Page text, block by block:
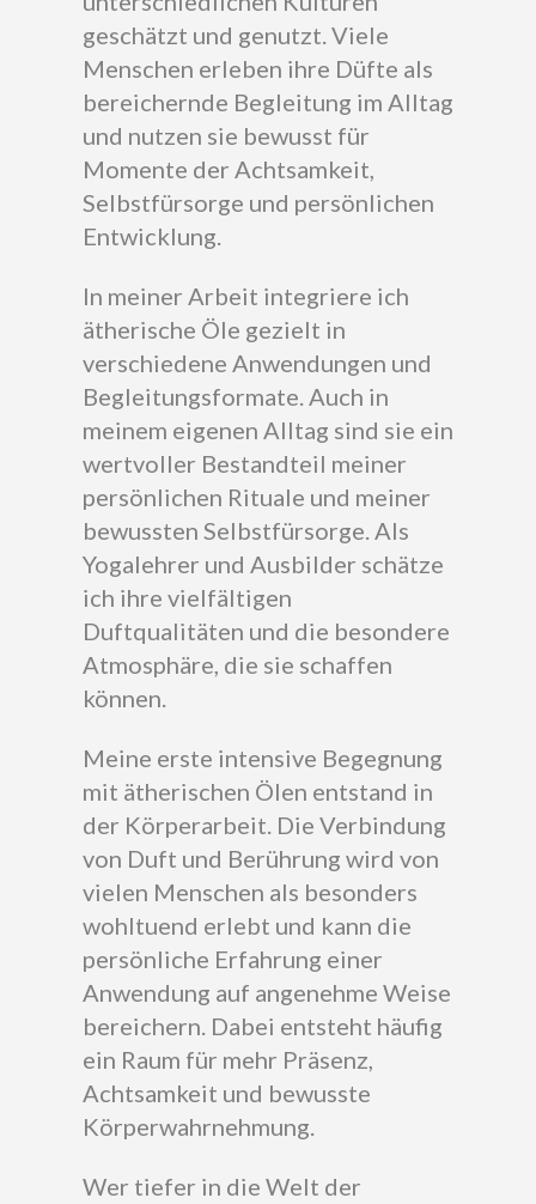
geschätzt und genutzt. Viele
Menschen erleben ihre Düfte als
bereichernde Begleitung im Alltag
und nutzen sie bewusst für
Momente der Achtsamkeit,
Selbstfürsorge und persönlichen
Entwicklung.
In meiner Arbeit integriere ich
ätherische Öle gezielt in
verschiedene Anwendungen und
Begleitungsformate. Auch in
meinem eigenen Alltag sind sie ein
wertvoller Bestandteil meiner
persönlichen Rituale und meiner
bewussten Selbstfürsorge. Als
Yogalehrer und Ausbilder schätze
ich ihre vielfältigen
Duftqualitäten und die besondere
Atmosphäre, die sie schaffen
können.
Meine erste intensive Begegnung
mit ätherischen Ölen entstand in
der Körperarbeit. Die Verbindung
von Duft und Berührung wird von
vielen Menschen als besonders
wohltuend erlebt und kann die
persönliche Erfahrung einer
Anwendung auf angenehme Weise
bereichern. Dabei entsteht häufig
ein Raum für mehr Präsenz,
Achtsamkeit und bewusste
Körperwahrnehmung.
Wer tiefer in die Welt der